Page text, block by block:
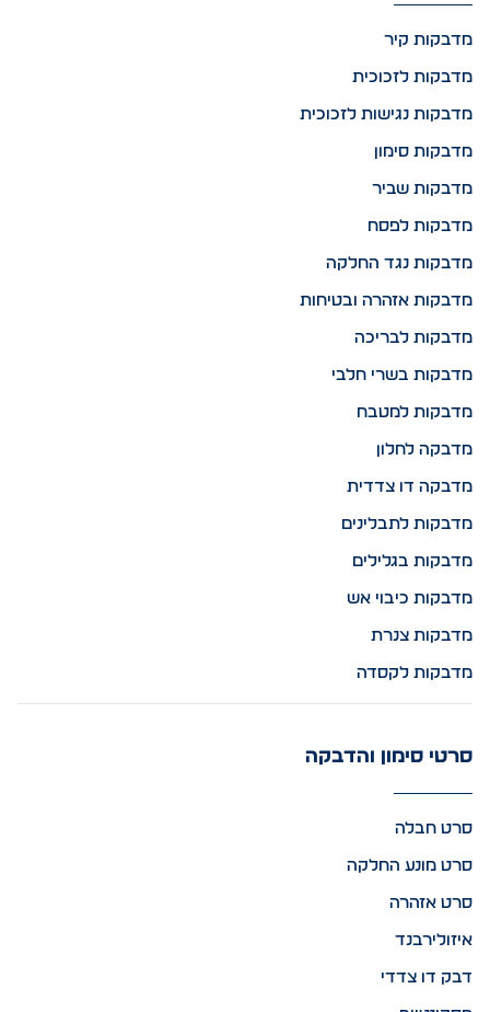
מדבקות קיר
מדבקות לזכוכית
מדבקות נגישות לזכוכית
מדבקות סימון
מדבקות שביר
מדבקות לפסח
מדבקות נגד החלקה
מדבקות אזהרה ובטיחות
מדבקות לבריכה
מדבקות בשרי חלבי
מדבקות למטבח
מדבקה לחלון
מדבקה דו צדדית
מדבקות לתבלינים
מדבקות בגלילים
מדבקות כיבוי אש
מדבקות צנרת
מדבקות לקסדה
סרטי סימון והדבקה
סרט חבלה
סרט מונע החלקה
סרט אזהרה
איזולירבנד
דבק דו צדדי